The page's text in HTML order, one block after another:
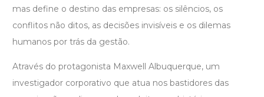
mas define o destino das empresas: os silêncios, os
conflitos não ditos, as decisões invisíveis e os dilemas
humanos por trás da gestão.
Através do protagonista Maxwell Albuquerque, um
investigador corporativo que atua nos bastidores das